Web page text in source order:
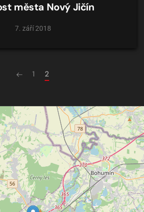
města Nový Jičín
7. září 2018
1 2